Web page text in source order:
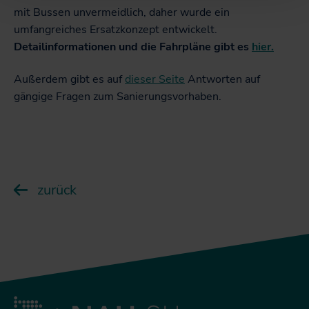
mit Bussen unvermeidlich, daher wurde ein
umfangreiches Ersatzkonzept entwickelt.
Detailinformationen und die Fahrpläne gibt es hier.
Außerdem gibt es aufdieser Seite Antworten auf
gängige Fragen zum Sanierungsvorhaben.
zurück